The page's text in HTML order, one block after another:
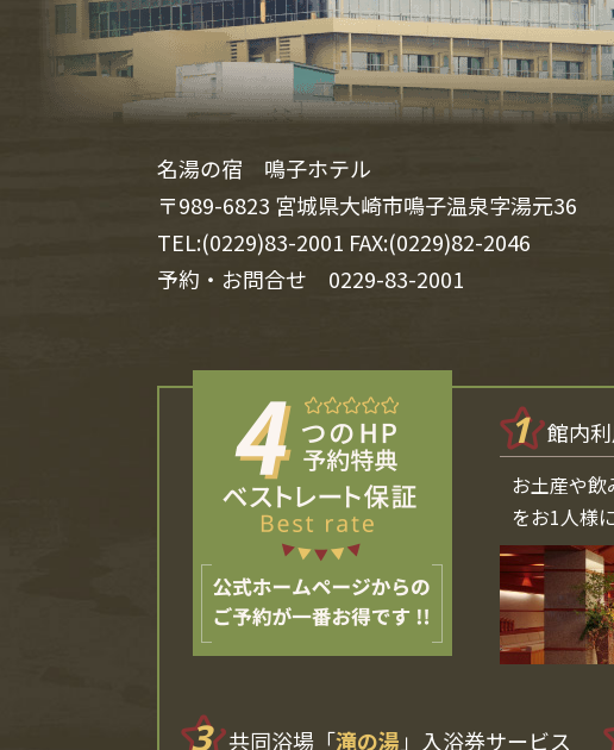
名湯の宿 鳴子ホテル
〒989-6823 宮城県大崎市鳴子温泉字湯元36
TEL:(0229)83-2001 FAX:(0229)82-2046
予約・お問合せ 0229-83-2001
1 館内
お土産や
をお1人様
3 共同浴場「滝の湯」入浴券サービス